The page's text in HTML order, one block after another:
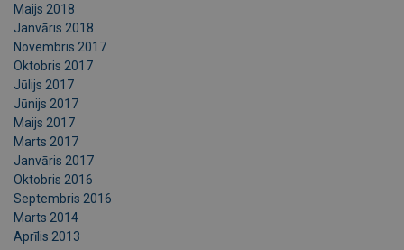
Maijs 2018
Janvāris 2018
Novembris 2017
Oktobris 2017
Jūlijs 2017
Jūnijs 2017
Maijs 2017
Marts 2017
Janvāris 2017
Oktobris 2016
Septembris 2016
Marts 2014
Aprīlis 2013